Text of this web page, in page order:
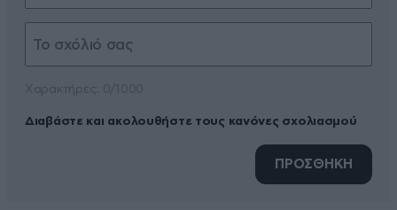
Διαβάστε και ακολουθήστε τους κανόνες σχολιασμού
ΠΡΟΣΘΗΚΗ